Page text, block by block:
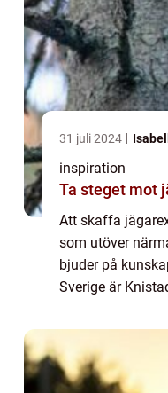
31 juli 2024
inspiration
Ta steget mot
Att skaffa
som utöver
bjuder på
Sverige är